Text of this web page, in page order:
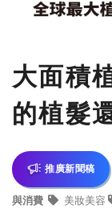
大面積
的植髮
推廣新聞稿
與消費 美妝美容